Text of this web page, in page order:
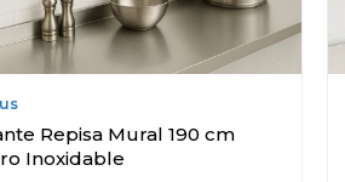
Repisa Mural 190 cm
Inoxidable